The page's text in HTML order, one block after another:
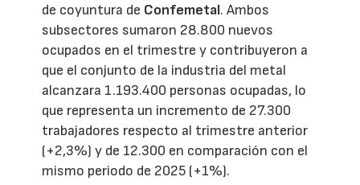
de coyuntura de Confemetal. Ambos
subsectores sumaron 28.800 nuevos
ocupados en el trimestre y contribuyeron a
que el conjunto de la industria del metal
alcanzara 1.193.400 personas ocupadas, lo
que representa un incremento de 27.300
trabajadores respecto al trimestre anterior
(+2,3%) y de 12.300 en comparación con el
mismo periodo de 2025 (+1%).